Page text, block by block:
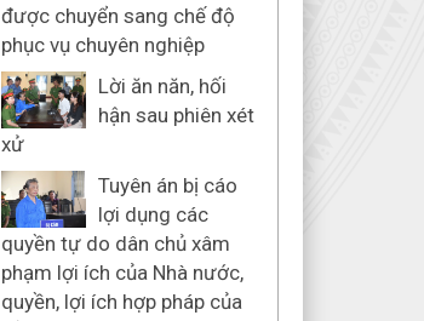
được chuyển sang chế độ
phục vụ chuyên nghiệp
Lời ăn năn, hối
hận sau phiên xét
xử
Tuyên án bị cáo
lợi dụng các
quyền tự do dân chủ xâm
phạm lợi ích của Nhà nước,
quyền, lợi ích hợp pháp của